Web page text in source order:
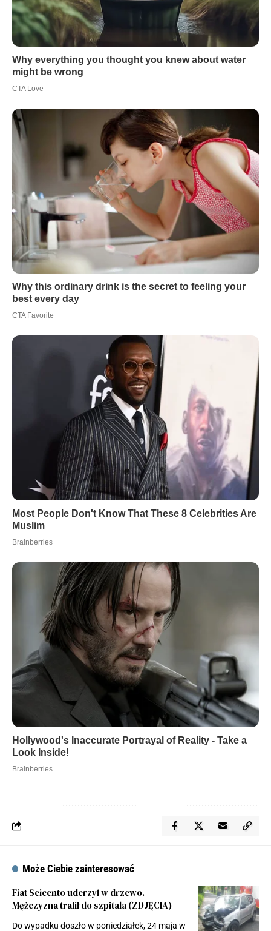
Może Ciebie zainteresować
Fiat Seicento uderzył w drzewo.
Mężczyzna trafił do szpitala (ZDJĘCIA)
Do wypadku doszło w poniedziałek, 24 maja w